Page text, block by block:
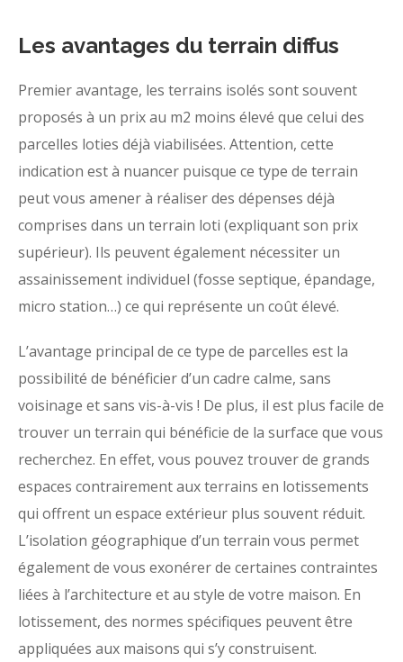
Les avantages du terrain diffus
Premier avantage, les terrains isolés sont souvent
proposés à un prix au m2 moins élevé que celui des
parcelles loties déjà viabilisées. Attention, cette
indication est à nuancer puisque ce type de terrain
peut vous amener à réaliser des dépenses déjà
comprises dans un terrain loti (expliquant son prix
supérieur). Ils peuvent également nécessiter un
assainissement individuel (fosse septique, épandage,
micro station…) ce qui représente un coût élevé.
L’avantage principal de ce type de parcelles est la
possibilité de bénéficier d’un cadre calme, sans
voisinage et sans vis-à-vis ! De plus, il est plus facile de
trouver un terrain qui bénéficie de la surface que vous
recherchez. En effet, vous pouvez trouver de grands
espaces contrairement aux terrains en lotissements
qui offrent un espace extérieur plus souvent réduit.
L’isolation géographique d’un terrain vous permet
également de vous exonérer de certaines contraintes
liées à l’architecture et au style de votre maison. En
lotissement, des normes spécifiques peuvent être
appliquées aux maisons qui s’y construisent.